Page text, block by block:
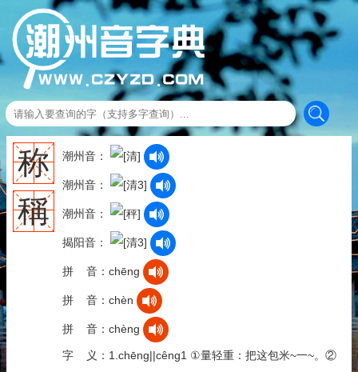
称
稱
潮州音：
潮州音：
潮州音：
揭阳音：
拼 音：chēng
拼 音：chèn
拼 音：chèng
字 义：1.chēng||cêng1 ①量轻重：把这包米~一~。②